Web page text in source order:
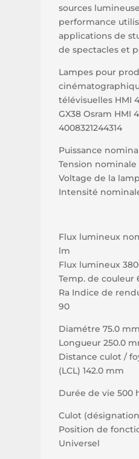
sources
performance
applications de
de spectacles et
Lampes pour
télévisuelles HMI
GX38 Osram HMI
4008321244314
Puissance
Tension nominale
Voltage de la
Intensité
Flux lumineux
lm
Flux lumineux
Temp. de couleur
Ra Indice de
90
Diamétre 75.0 mm
Longueur 250.0
Distance culot /
(LCL) 142.0 mm
Durée de vie 500
Culot
Position de
Universel